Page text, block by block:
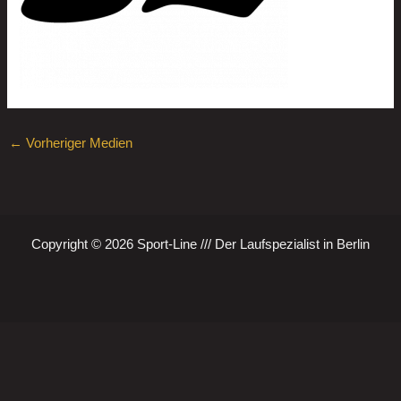
← Vorheriger Medien
Copyright © 2026 Sport-Line /// Der Laufspezialist in Berlin